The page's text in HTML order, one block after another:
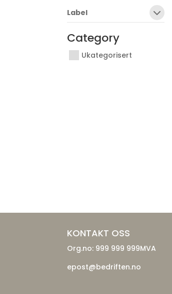
Label
Category
Ukategorisert
KONTAKT OSS
Org.no: 999 999 999MVA
epost@bedriften.no